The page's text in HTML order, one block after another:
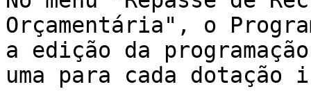
Orçamentária", o
a edição da
uma para cada dotação